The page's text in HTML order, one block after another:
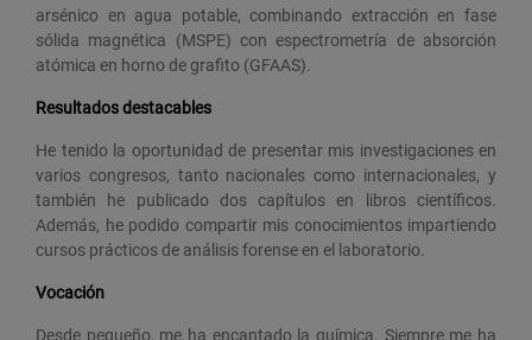
arsénico en agua potable, combinando extracción en fase
sólida magnética (MSPE) con espectrometría de absorción
atómica en horno de grafito (GFAAS).
Resultados destacables
He tenido la oportunidad de presentar mis investigaciones en
varios congresos, tanto nacionales como internacionales, y
también he publicado dos capítulos en libros científicos.
Además, he podido compartir mis conocimientos impartiendo
cursos prácticos de análisis forense en el laboratorio.
Vocación
Desde pequeño, me ha encantado la química. Siempre me ha